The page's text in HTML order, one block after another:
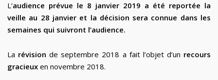
L’audience prévue le 8 janvier 2019 a été reportée la
veille au 28 janvier et la décision sera connue dans les
semaines qui suivront l’audience.
La révision de septembre 2018 a fait l’objet d’un recours
gracieux en novembre 2018.